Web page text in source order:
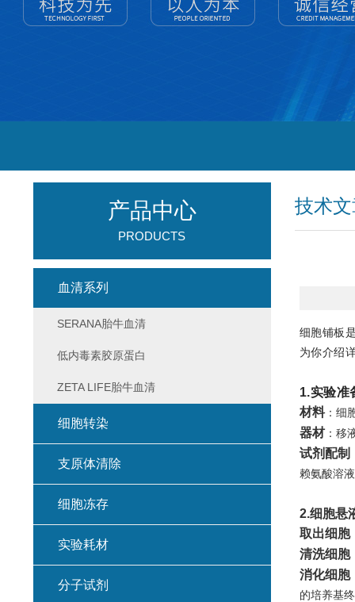
技术
细胞铺板
为你介绍
1.实验准
材料：细
器材：移
试剂配制
赖氨酸溶
2.细胞悬
取出细胞
清洗细胞
消化细胞
的培养基
产品中心
PRODUCTS
血清系列
SERANA胎牛血清
低内毒素胶原蛋白
ZETA LIFE胎牛血清
细胞转染
支原体清除
细胞冻存
实验耗材
分子试剂